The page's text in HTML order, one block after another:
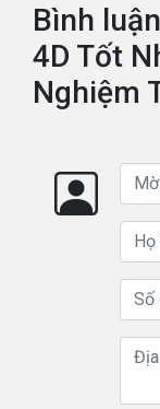
Bình
4D Tốt
Nghiệm